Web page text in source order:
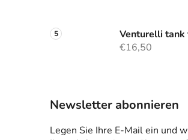
Venturelli tank
€16,50
Newsletter abonnieren
Legen Sie Ihre E-Mail ein und